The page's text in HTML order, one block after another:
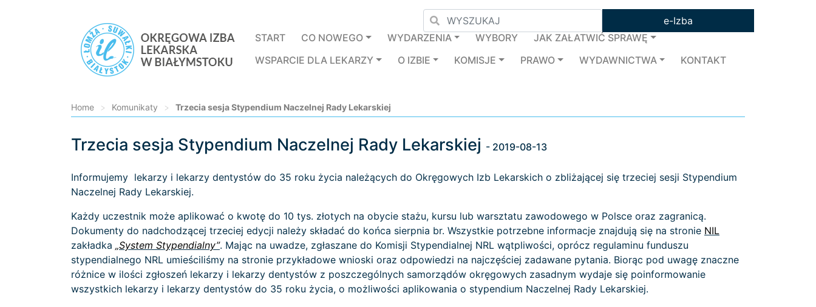
e-Izba
START
CO NOWEGO WYDARZENIA WYBORY
JAK ZAŁATWIĆ SPRAWĘ
WSPARCIE DLA LEKARZY
O IZBIE KOMISJE PRAWO WYDAWNICTWA KONTAKT
Home > Komunikaty > Trzecia sesja Stypendium Naczelnej Rady Lekarskiej
Trzecia sesja Stypendium Naczelnej Rady Lekarskiej - 2019-08-13
Informujemy lekarzy i lekarzy dentystów do 35 roku życia należących do Okręgowych Izb Lekarskich o zbliżającej się trzeciej sesji Stypendium
Naczelnej Rady Lekarskiej.
Każdy uczestnik może aplikować o kwotę do 10 tys. złotych na obycie stażu, kursu lub warsztatu zawodowego w Polsce oraz zagranicą.
Dokumenty do nadchodzącej trzeciej edycji należy składać do końca sierpnia br. Wszystkie potrzebne informacje znajdują się na stronie NIL
zakładka „System Stypendialny”. Mając na uwadze, zgłaszane do Komisji Stypendialnej NRL wątpliwości, oprócz regulaminu funduszu
stypendialnego NRL umieściliśmy na stronie przykładowe wnioski oraz odpowiedzi na najczęściej zadawane pytania. Biorąc pod uwagę znaczne
różnice w ilości zgłoszeń lekarzy i lekarzy dentystów z poszczególnych samorządów okręgowych zasadnym wydaje się poinformowanie
wszystkich lekarzy i lekarzy dentystów do 35 roku życia, o możliwości aplikowania o stypendium Naczelnej Rady Lekarskiej.